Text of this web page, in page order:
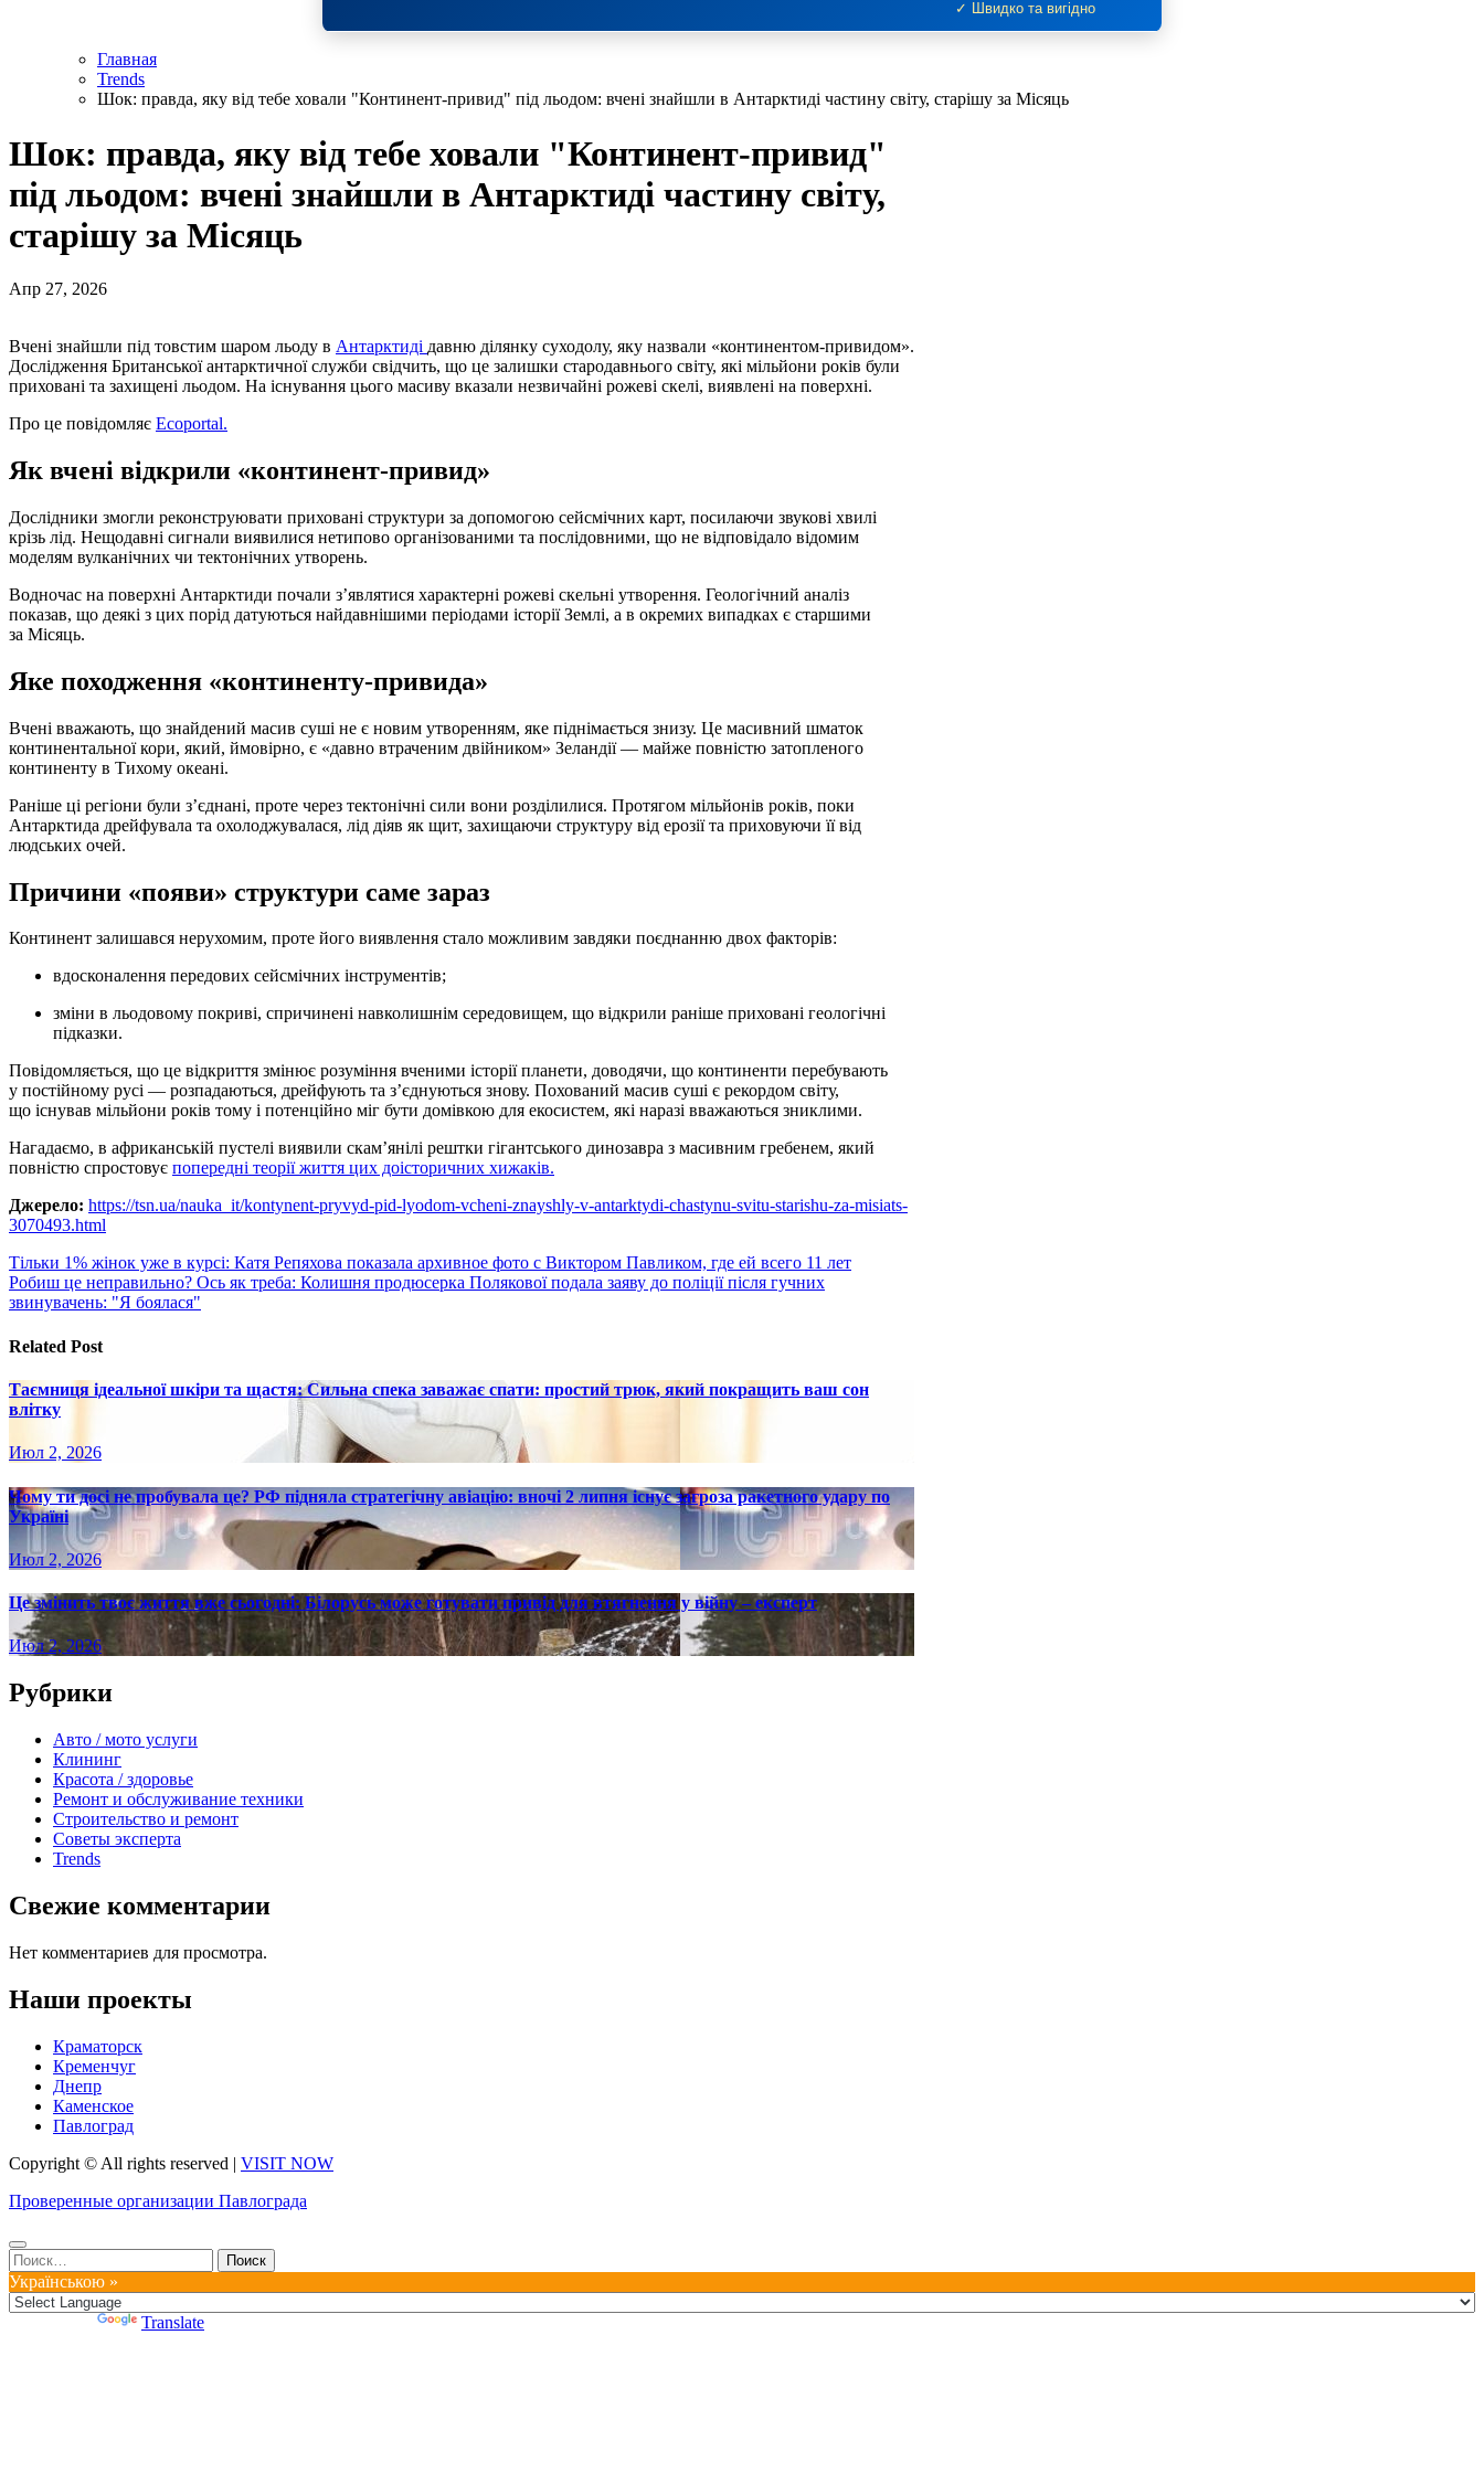
✓ Швидко та вигідно
Главная
Trends
Шок: правда, яку від тебе ховали "Континент-привид" під льодом: вчені знайшли в Антарктиді частину світу, старішу за Місяць
Шок: правда, яку від тебе ховали "Континент-привид"
під льодом: вчені знайшли в Антарктиді частину світу,
старішу за Місяць
Апр 27, 2026
Вчені знайшли під товстим шаром льоду в Антарктиді давню ділянку суходолу, яку назвали «континентом-привидом».
Дослідження Британської антарктичної служби свідчить, що це залишки стародавнього світу, які мільйони років були
приховані та захищені льодом. На існування цього масиву вказали незвичайні рожеві скелі, виявлені на поверхні.
Про це повідомляє Ecoportal.
Як вчені відкрили «континент-привид»
Дослідники змогли реконструювати приховані структури за допомогою сейсмічних карт, посилаючи звукові хвилі
крізь лід. Нещодавні сигнали виявилися нетипово організованими та послідовними, що не відповідало відомим
моделям вулканічних чи тектонічних утворень.
Водночас на поверхні Антарктиди почали з’являтися характерні рожеві скельні утворення. Геологічний аналіз
показав, що деякі з цих порід датуються найдавнішими періодами історії Землі, а в окремих випадках є старшими
за Місяць.
Яке походження «континенту-привида»
Вчені вважають, що знайдений масив суші не є новим утворенням, яке піднімається знизу. Це масивний шматок
континентальної кори, який, ймовірно, є «давно втраченим двійником» Зеландії — майже повністю затопленого
континенту в Тихому океані.
Раніше ці регіони були з’єднані, проте через тектонічні сили вони розділилися. Протягом мільйонів років, поки
Антарктида дрейфувала та охолоджувалася, лід діяв як щит, захищаючи структуру від ерозії та приховуючи її від
людських очей.
Причини «появи» структури саме зараз
Континент залишався нерухомим, проте його виявлення стало можливим завдяки поєднанню двох факторів:
вдосконалення передових сейсмічних інструментів;
зміни в льодовому покриві, спричинені навколишнім середовищем, що відкрили раніше приховані геологічні
підказки.
Повідомляється, що це відкриття змінює розуміння вченими історії планети, доводячи, що континенти перебувають
у постійному русі — розпадаються, дрейфують та з’єднуються знову. Похований масив суші є рекордом світу,
що існував мільйони років тому і потенційно міг бути домівкою для екосистем, які наразі вважаються зниклими.
Нагадаємо, в африканській пустелі виявили скам’янілі рештки гігантського динозавра з масивним гребенем, який
повністю спростовує попередні теорії життя цих доісторичних хижаків.
Джерело: https://tsn.ua/nauka_it/kontynent-pryvyd-pid-lyodom-vcheni-znayshly-v-antarktydi-chastynu-svitu-starishu-za-misiats-
3070493.html
Навигация
по
Тільки 1% жінок уже в курсі: Катя Репяхова показала архивное фото с Виктором Павликом, где ей всего 11 лет
Робиш це неправильно? Ось як треба: Колишня продюсерка Полякової подала заяву до поліції після гучних
звинувачень: "Я боялася"
Related Post
Таємниця ідеальної шкіри та щастя: Сильна спека заважає спати: простий трюк, який покращить ваш сон
влітку
Июл 2, 2026
Чому ти досі не пробувала це? РФ підняла стратегічну авіацію: вночі 2 липня існує загроза ракетного удару по
Україні
Июл 2, 2026
Це змінить твоє життя вже сьогодні: Білорусь може готувати привід для втягнення у війну – експерт
Июл 2, 2026
Рубрики
Авто / мото услуги
Клининг
Красота / здоровье
Ремонт и обслуживание техники
Строительство и ремонт
Советы эксперта
Trends
Свежие комментарии
Нет комментариев для просмотра.
Наши проекты
Краматорск
Кременчуг
Днепр
Каменское
Павлоград
Copyright © All rights reserved | VISIT NOW
Проверенные организации Павлограда
Найти:
Українською »
Translate